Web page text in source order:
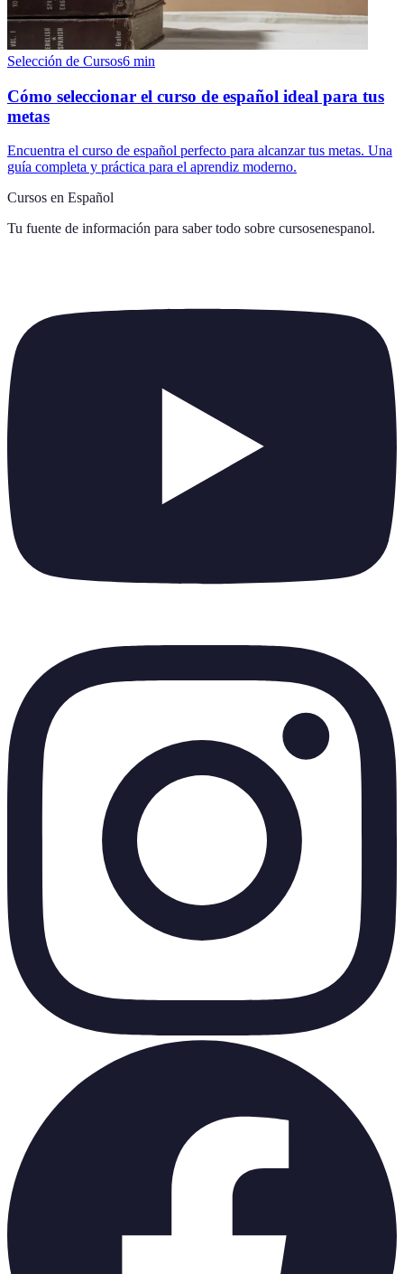
Selección de Cursos6 min
Cómo seleccionar el curso de español ideal para tus
metas
Encuentra el curso de español perfecto para alcanzar tus metas. Una
guía completa y práctica para el aprendiz moderno.
Cursos en Español
Tu fuente de información para saber todo sobre cursosenespanol.